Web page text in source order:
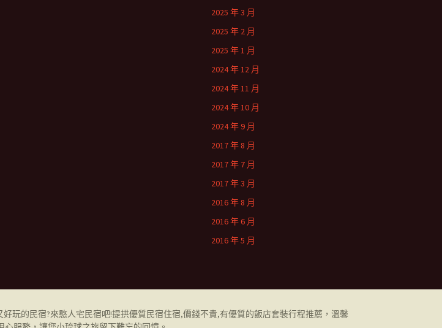
2025 年 3 月
2025 年 2 月
2025 年 1 月
2024 年 12 月
2024 年 11 月
2024 年 10 月
2024 年 9 月
2017 年 8 月
2017 年 7 月
2017 年 3 月
2016 年 8 月
2016 年 6 月
2016 年 5 月
玩的民宿?來憨人宅民宿吧!提拱優質民宿住宿,價錢不貴,有優質的飯店套裝行程推薦，溫馨